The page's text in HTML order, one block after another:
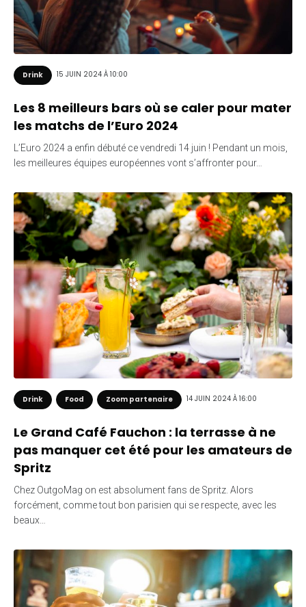
Drink 15 JUIN 2024 À 10:00
Les 8 meilleurs bars où se caler pour mater
les matchs de l’Euro 2024
L’Euro 2024 a enfin débuté ce vendredi 14 juin ! Pendant un mois,
les meilleures équipes européennes vont s’affronter pour…
Drink Food Zoom partenaire 14 JUIN 2024 À 16:00
Le Grand Café Fauchon : la terrasse à ne
pas manquer cet été pour les amateurs de
Spritz
Chez OutgoMag on est absolument fans de Spritz. Alors
forcément, comme tout bon parisien qui se respecte, avec les
beaux…